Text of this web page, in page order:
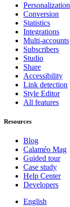
Personalization
Conversion
Statistics
Integrations
Multi-accounts
Subscribers
Studio
Share
Accessibility
Link detection
Style Editor
All features
Resources
Blog
Calaméo Mag
Guided tour
Case study
Help Center
Developers
English